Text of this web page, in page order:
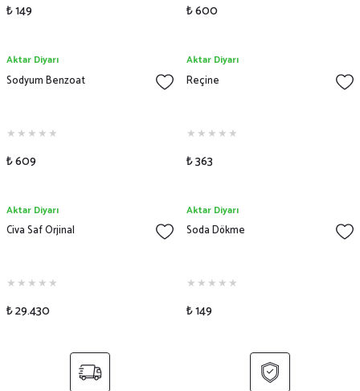
₺ 149 ₺ 600
Aktar Diyarı
Sodyum Benzoat
₺ 609
Aktar Diyarı
Reçine
₺ 363
Aktar Diyarı
Civa Saf Orjinal
₺ 29.430
Aktar Diyarı
Soda Dökme
₺ 149